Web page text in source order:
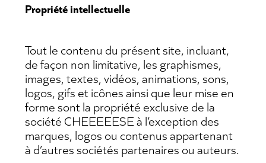
Propriété intellectuelle
Tout le contenu du présent site, incluant,
de façon non limitative, les graphismes,
images, textes, vidéos, animations, sons,
logos, gifs et icônes ainsi que leur mise en
forme sont la propriété exclusive de la
société CHEEEEESE à l’exception des
marques, logos ou contenus appartenant
à d’autres sociétés partenaires ou auteurs.